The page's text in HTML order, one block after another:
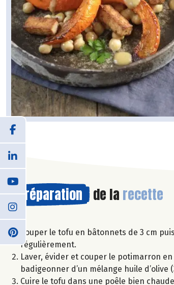
Préparation de la recette
Couper le tofu en bâtonnets de 3 cm
régulièrement.
Laver, évider et couper le potimarron
badigeonner d’un mélange huile
Cuire le tofu dans une poêle bien